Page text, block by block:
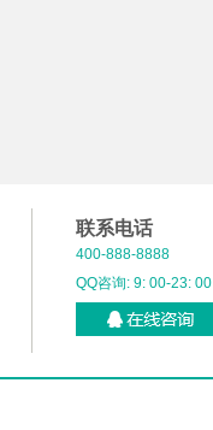
联系电话
400-888-8888
QQ咨询: 9: 00-23: 00